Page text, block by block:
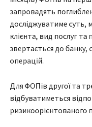
запровадять
досліджуватиме суть,
клієнта, вид послуг та
звертається до банку,
операцій.
Для ФОПів другої та
відбуватиметься
ризикоорієнтованого